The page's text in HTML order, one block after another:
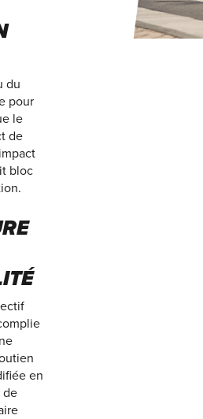
du
pour
le
de
bloc
en
de